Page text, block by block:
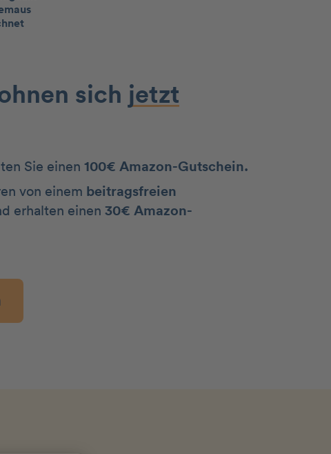
sich jetzt
Sie einen100€ Amazon-Gutschein.
von einem beitragsfreien
erhalten einen30€ Amazon-